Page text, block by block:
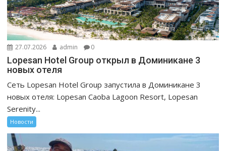
27.07.2026 admin 0
Lopesan Hotel Group открыл в Доминикане 3
новых отеля
Сеть Lopesan Hotel Group запустила в Доминикане 3
новых отеля: Lopesan Caoba Lagoon Resort, Lopesan
Serenity...
Новости